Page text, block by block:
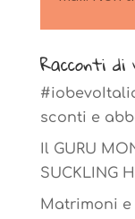
Racconti di
sconti e
Il GURU
SUCKLING
Matrimoni e